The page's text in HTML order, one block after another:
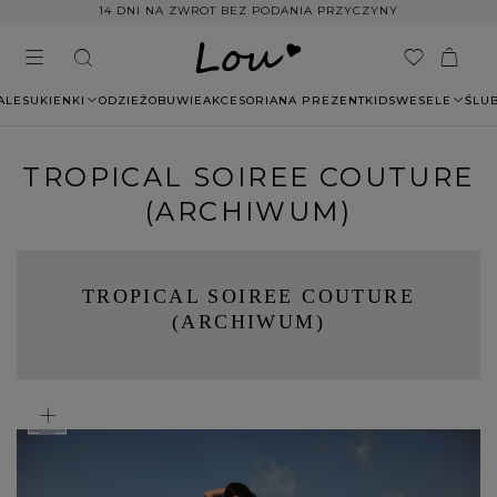
LIMITOWANE KOLEKCJE SZYTE W POLSCE
SUKIENKI ODZIEŻOBUWIEAKCESORIANA PREZENTKIDSWESELE
TROPICAL SOIREE COUTURE
(ARCHIWUM)
TROPICAL SOIREE COUTURE
(ARCHIWUM)
+